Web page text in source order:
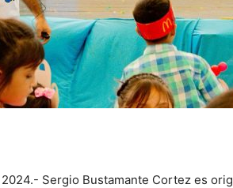
Sergio Bustamante Cortez es